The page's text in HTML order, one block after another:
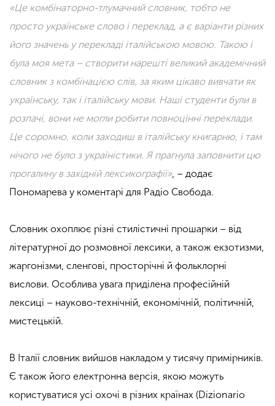
«Це комбінаторно-тлумачний словник, тобто не
просто українське слово і переклад, а є варіанти різних
його значень у перекладі італійською мовою. Такою і
була моя мета – створити нарешті великий академічний
словник з комбінацією слів, за яким цікаво вивчати як
українську, так і італійську мови. Наші студенти були в
розпачі, вони не могли робити повноцінні переклади.
Це соромно, коли заходиш в італійську книгарню, і там
нічого не було з україністики. Я прагнула заповнити цю
прогалину в західній лексикографії», – додає
Пономарева у коментарі для Радіо Свобода.
Словник охоплює різні стилістичні прошарки – від
літературної до розмовної лексики, а також екзотизми,
жаргонізми, сленгові, просторічні й фольклорні
вислови. Особлива увага приділена професійній
лексиці – науково-технічній, економічній, політичній,
мистецькій.
В Італії словник вийшов накладом у тисячу примірників.
Є також його електронна версія, якою можуть
користуватися усі охочі в різних країнах (Dizionario